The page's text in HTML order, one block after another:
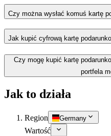
Czy można wysłać komuś kartę
Jak kupić cyfrową kartę
Czy mogę kupić kartę
portfela
Jak to działa
Region Germany
Wartość